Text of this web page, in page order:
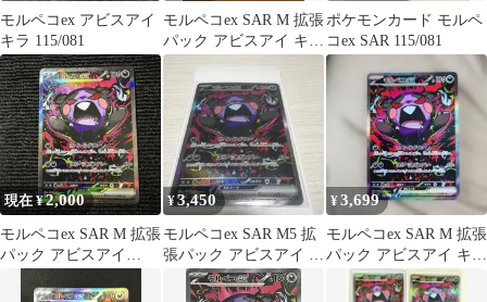
モルペコex アビスアイ
キラ 115/081
モルペコex SAR M 拡張
パック アビスアイ キラ
115/081
ポケモンカード モルペ
コex SAR 115/081
現在 ¥2,000
モルペコex SAR M 拡張
パック アビスアイ
¥3,450
モルペコex SAR M5 拡
張パック アビスアイ キ
ラ 115/081
¥3,699
モルペコex SAR M 拡張
パック アビスアイ キラ
115/081